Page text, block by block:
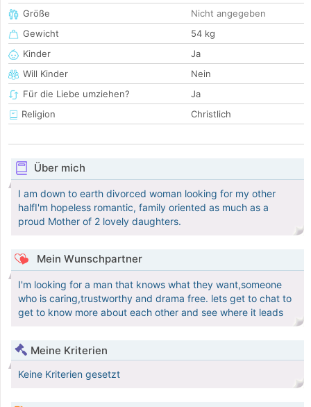
Größe
Nicht angegeben
Gewicht
54 kg
Kinder
Ja
Will Kinder
Nein
Für die Liebe umziehen?
Ja
Religion
Christlich
Über mich
I am down to earth divorced woman looking for my other
halfI'm hopeless romantic, family oriented as much as a
proud Mother of 2 lovely daughters.
Mein Wunschpartner
I'm looking for a man that knows what they want,someone
who is caring,trustworthy and drama free. lets get to chat to
get to know more about each other and see where it leads
Meine Kriterien
Keine Kriterien gesetzt